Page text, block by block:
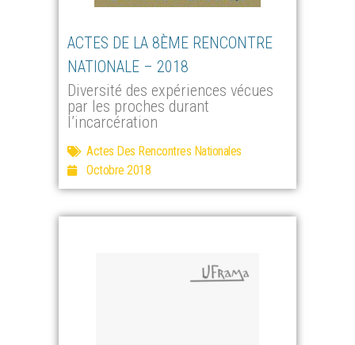
ACTES DE LA 8ÈME RENCONTRE
NATIONALE – 2018
Diversité des expériences vécues
par les proches durant
l’incarcération
Actes Des Rencontres Nationales
Octobre 2018